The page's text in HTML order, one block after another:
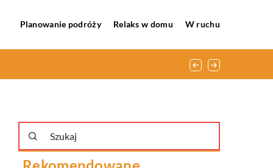
Planowanie podróży Relaks w domu W ruchu